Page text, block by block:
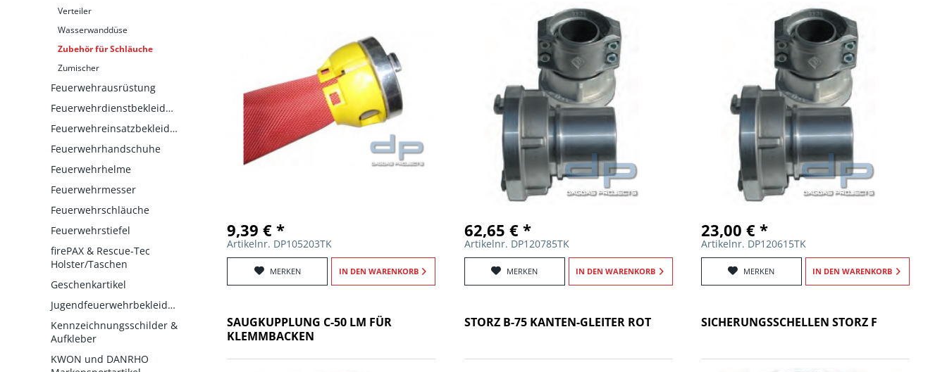
Verteiler
Wasserwanddüse
Zubehör für Schläuche
Zumischer
Feuerwehrausrüstung
Feuerwehrdienstbekleidung
Feuerwehreinsatzbekleidung
Feuerwehrhandschuhe
Feuerwehrhelme
Feuerwehrmesser
Feuerwehrschläuche
Feuerwehrstiefel
firePAX & Rescue-Tec
Holster/Taschen
Geschenkartikel
Jugendfeuerwehrbekleidung
Kennzeichnungsschilder &
Aufkleber
KWON und DANRHO
9,39 € *
Artikelnr. DP105203TK
MERKEN IN DEN WARENKORB
62,65 € *
Artikelnr. DP120785TK
MERKEN IN DEN WARENKORB
23,00 € *
Artikelnr. DP120615TK
MERKEN IN DEN WARENKORB
SAUGKUPPLUNG C-50 LM FÜR
KLEMMBACKEN
STORZ B-75 KANTEN-GLEITER ROT SICHERUNGSSCHELLEN STORZ F